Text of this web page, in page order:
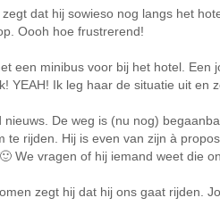
dat hij sowieso nog langs het
Oooh hoe frustrerend!
een minibus voor bij het hotel.
YEAH! Ik leg haar de situatie uit en
nieuws. De weg is (nu nog)
te rijden. Hij is even van zijn à
We vragen of hij iemand weet die
zegt hij dat hij ons gaat rijden.